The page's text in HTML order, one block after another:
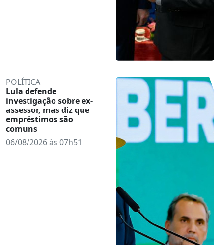
POLÍTICA
Lula defende
investigação sobre ex-
assessor, mas diz que
empréstimos são
comuns
06/08/2026 às 07h51